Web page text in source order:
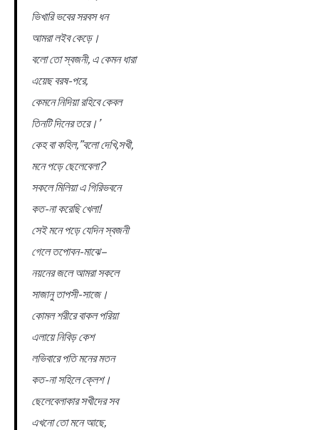
ভিখারি ভবের সরবস ধন
আমরা লইব কেড়ে।
বলো তো স্বজনী, এ কেমন ধারা
এয়েছ বরষ-পরে,
কেমনে নিদিয়া রহিবে কেবল
তিনটি দিনের তরে।’
কেহ বা কহিল,”বলো দেখি,সখী,
মনে পড়ে ছেলেবেলা?
সকলে মিলিয়া এ গিরিভবনে
কত-না করেছি খেলা!
সেই মনে পড়ে যেদিন স্বজনী
গেলে তপোবন-মাঝে–
নয়নের জলে আমরা সকলে
সাজানু তাপসী-সাজে।
কোমল শরীরে বাকল পরিয়া
এলায়ে নিবিড় কেশ
লভিবারে পতি মনের মতন
কত-না সহিলে ক্লেশ।
ছেলেবেলাকার সখীদের সব
এখনো তো মনে আছে,